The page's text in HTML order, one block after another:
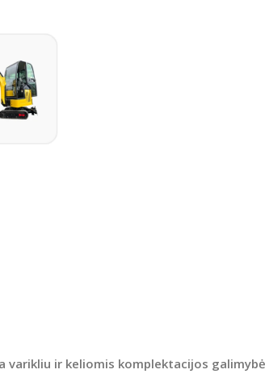
varikliu ir keliomis komplektacijos